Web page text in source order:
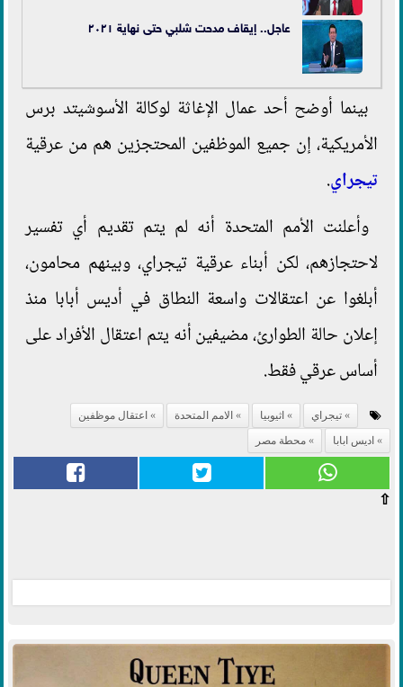
عاجل.. إيقاف مدحت شلبي حتى نهاية ٢٠٢١
بينما أوضح أحد عمال الإغاثة لوكالة الأسوشيتد برس
الأمريكية، إن جميع الموظفين المحتجزين هم من عرقية
تيجراي.
وأعلنت الأمم المتحدة أنه لم يتم تقديم أي تفسير
لاحتجازهم، لكن أبناء عرقية تيجراي، وبينهم محامون،
أبلغوا عن اعتقالات واسعة النطاق في أديس أبابا منذ
إعلان حالة الطوارئ، مضيفين أنه يتم اعتقال الأفراد على
أساس عرقي فقط.
تيجراي اثيوبيا الامم المتحدة
اعتقال موظفين
اديس ابابا
محطة مصر
⇧